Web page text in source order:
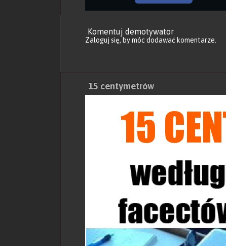
Komentuj demotywator
Zaloguj się, by móc dodawać komentarze.
15 centymetrów